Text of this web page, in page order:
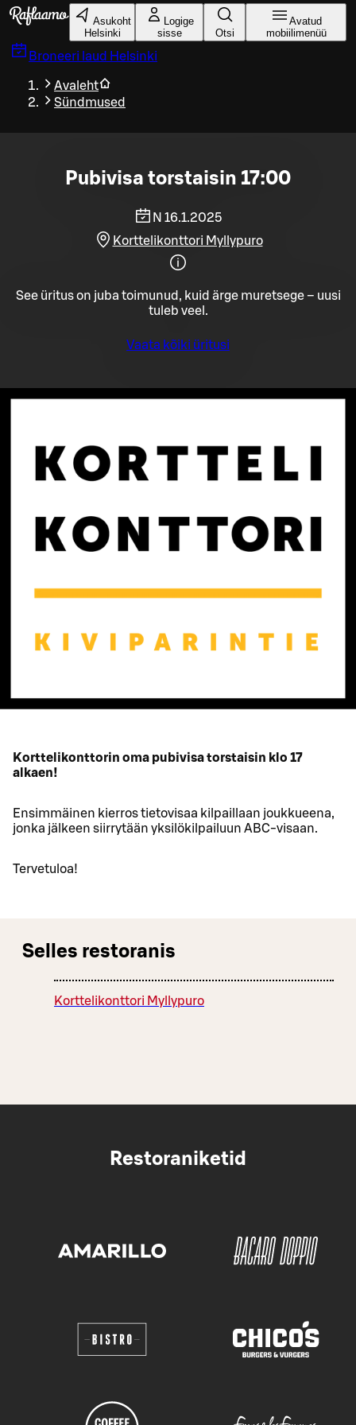
Liigu peamise sisu juurde
Asukoht
Helsinki
Logige
sisse
Otsi
Avatud
mobiilimenüü
Broneeri laud Helsinki
Avaleht
Sündmused
Pubivisa torstaisin 17:00
N 16.1.2025
Korttelikonttori Myllypuro
See üritus on juba toimunud, kuid ärge muretsege – uusi
tuleb veel.
Vaata kõiki üritusi
Korttelikonttorin oma pubivisa torstaisin klo 17
alkaen!
Ensimmäinen kierros tietovisaa kilpaillaan joukkueena,
jonka jälkeen siirrytään yksilökilpailuun ABC-visaan.
Tervetuloa!
Selles restoranis
Korttelikonttori Myllypuro
Restoraniketid